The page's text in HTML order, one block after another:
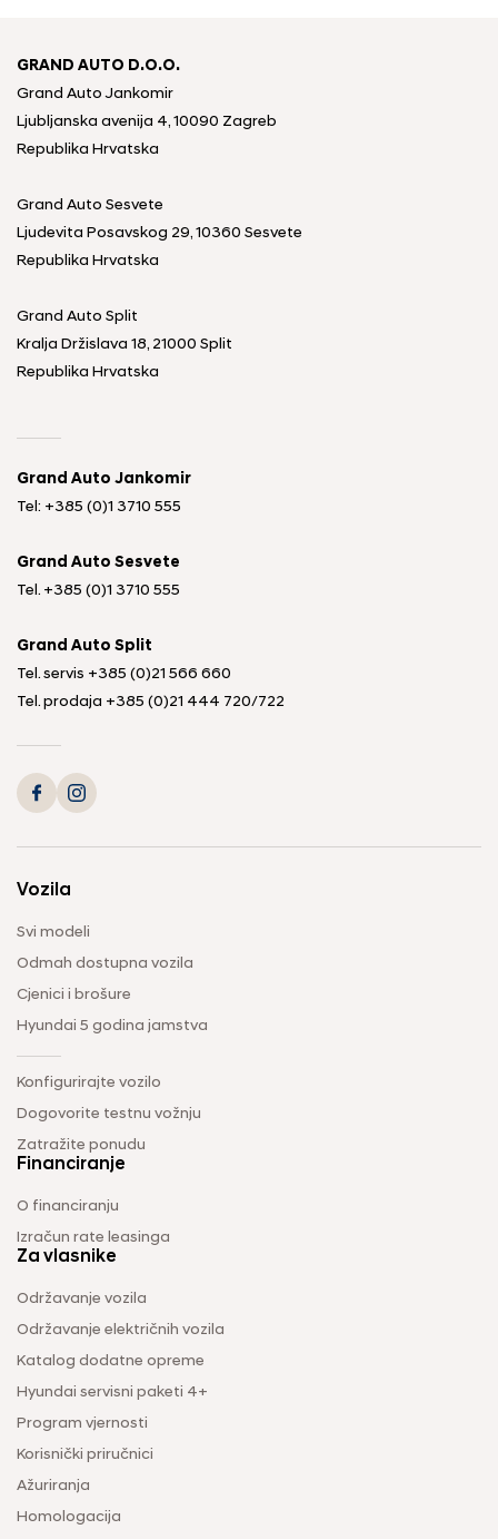
GRAND AUTO D.O.O.
Grand Auto Jankomir
Ljubljanska avenija 4, 10090 Zagreb
Republika Hrvatska
Grand Auto Sesvete
Ljudevita Posavskog 29, 10360 Sesvete
Republika Hrvatska
Grand Auto Split
Kralja Držislava 18, 21000 Split
Republika Hrvatska
Grand Auto Jankomir
Tel: +385 (0)1 3710 555
Grand Auto Sesvete
Tel. +385 (0)1 3710 555
Grand Auto Split
Tel. servis +385 (0)21 566 660
Tel. prodaja +385 (0)21 444 720/722
Vozila
Svi modeli
Odmah dostupna vozila
Cjenici i brošure
Hyundai 5 godina jamstva
Konfigurirajte vozilo
Dogovorite testnu vožnju
Zatražite ponudu
Financiranje
O financiranju
Izračun rate leasinga
Za vlasnike
Održavanje vozila
Održavanje električnih vozila
Katalog dodatne opreme
Hyundai servisni paketi 4+
Program vjernosti
Korisnički priručnici
Ažuriranja
Homologacija